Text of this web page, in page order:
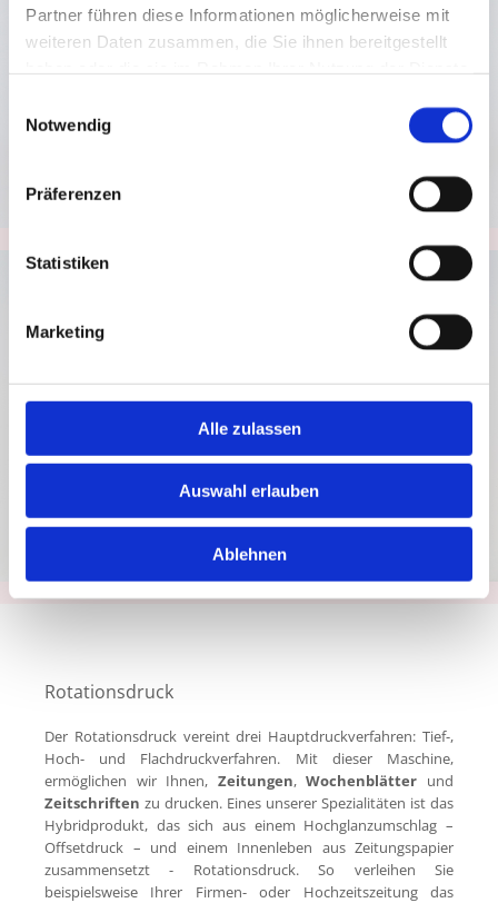
Partner führen diese Informationen möglicherweise mit
weiteren Daten zusammen, die Sie ihnen bereitgestellt
Notwendig
Präferenzen
Statistiken
Marketing
Alle zulassen
Auswahl erlauben
Ablehnen
Rotationsdruck
Der Rotationsdruck vereint drei Hauptdruckverfahren: Tief-,
Hoch- und Flachdruckverfahren. Mit dieser Maschine,
ermöglichen wir Ihnen, Zeitungen,Wochenblätter und
Zeitschriften zu drucken. Eines unserer Spezialitäten ist das
Hybridprodukt, das sich aus einem Hochglanzumschlag –
Offsetdruck – und einem Innenleben aus Zeitungspapier
zusammensetzt - Rotationsdruck. So verleihen Sie
beispielsweise Ihrer Firmen- oder Hochzeitszeitung das